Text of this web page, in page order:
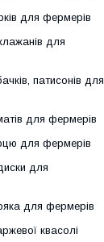
для фермерів
для
патисонів для
для фермерів
для фермерів
для
для фермерів
квасолі